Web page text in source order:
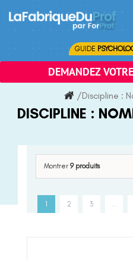
content
GUIDE
DEMANDEZ
/Discipline :
DISCIPLINE :
Montrer 9 produits
1 2 3